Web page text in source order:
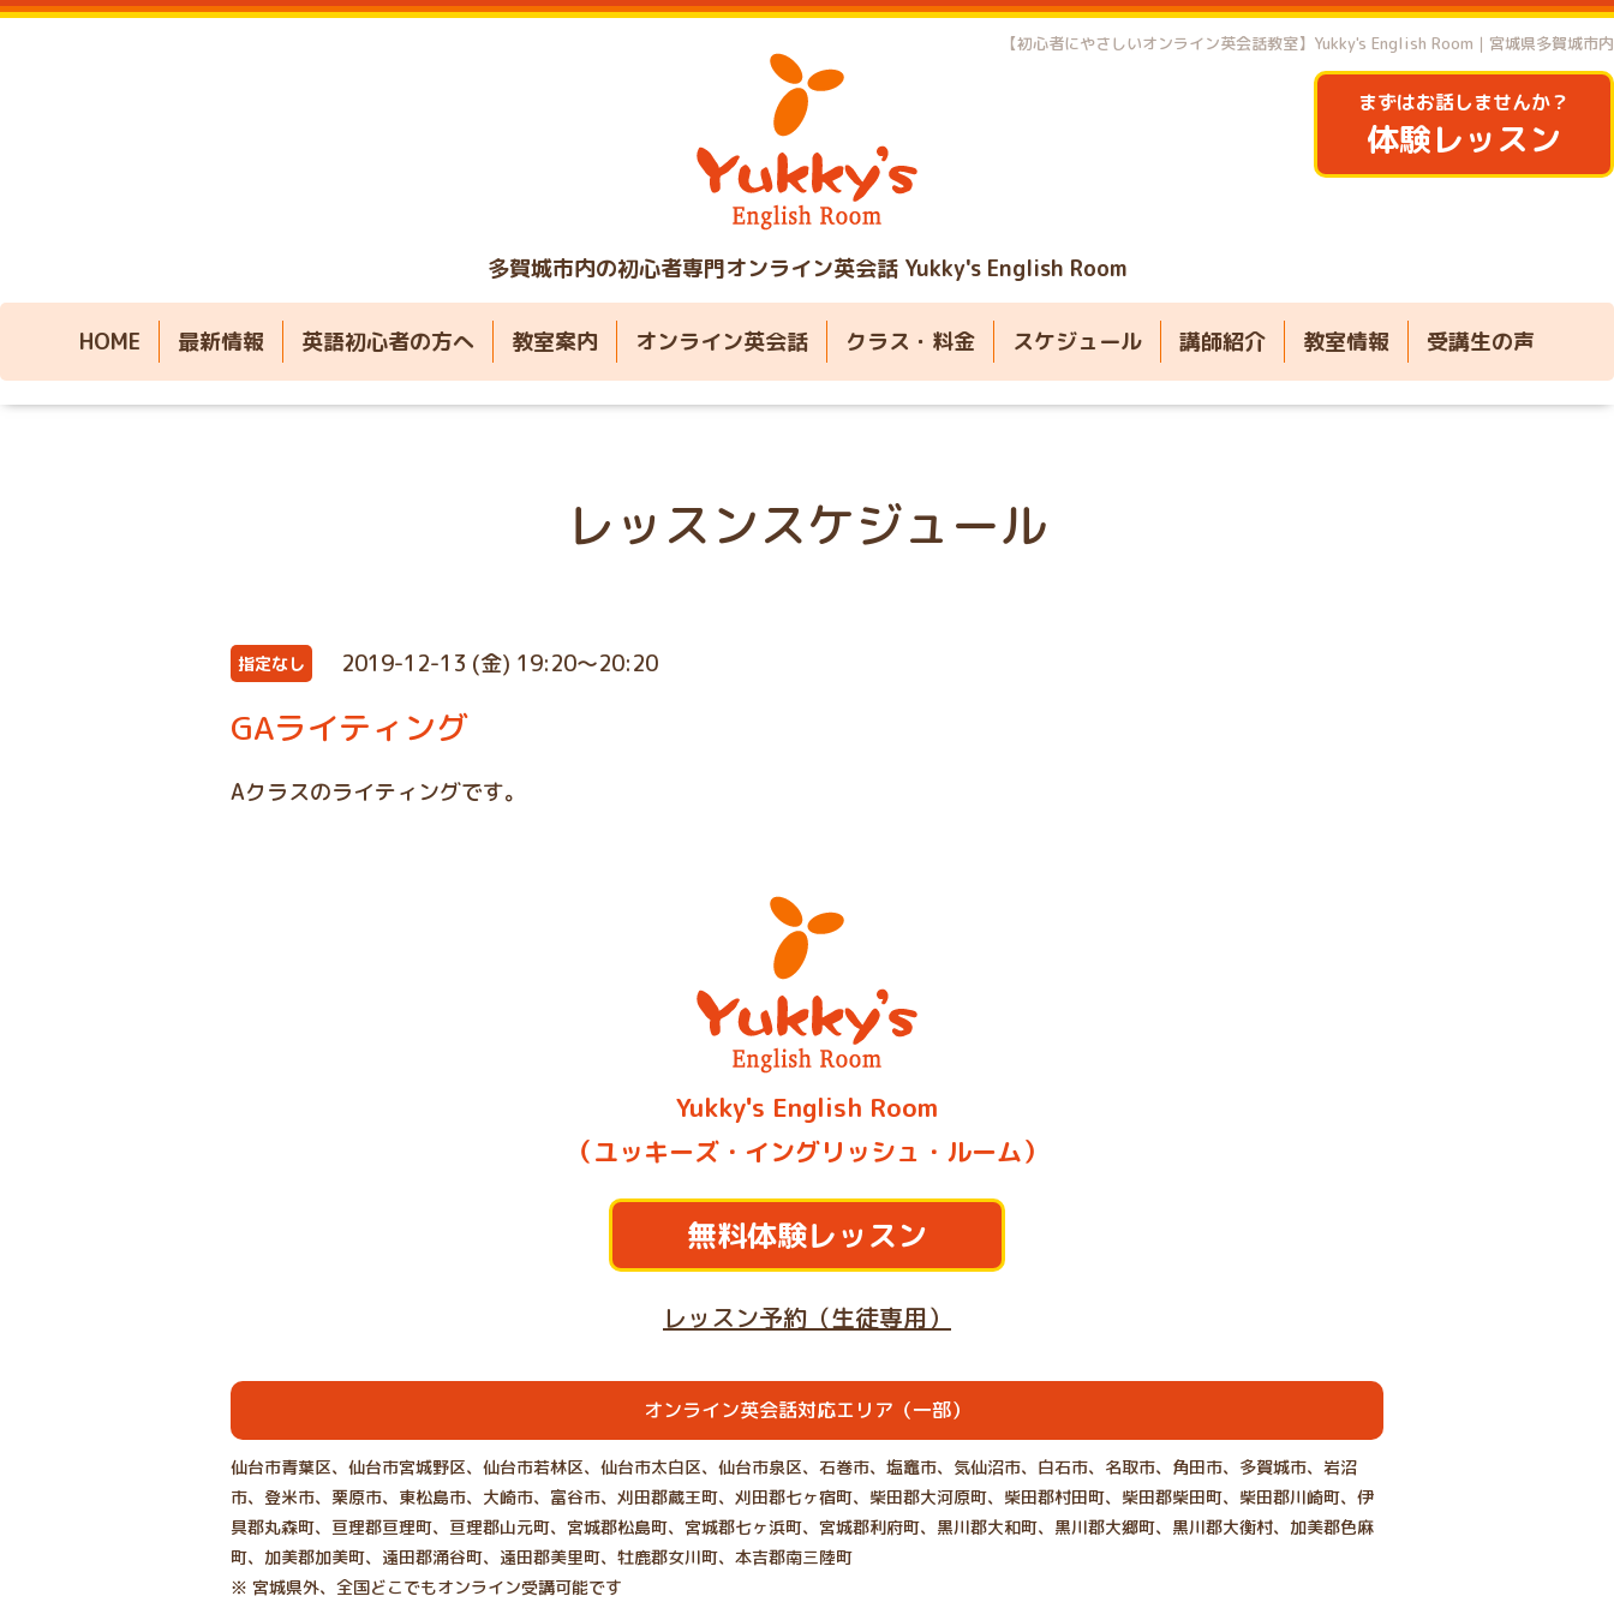
多賀城市内の初心者専門オンライン英会話 Yukky's English Room
【初心者にやさしいオンライン英会話教室】Yukky's English Room｜宮城県多賀城市内
まずはお話しませんか？
体験レッスン
HOME 最新情報 英語初心者の方へ 教室案内 オンライン英会話 クラス・料金 スケジュール 講師紹介 教室情報 受講生の声
レッスンスケジュール
指定なし 2019-12-13 (金) 19:20～20:20
GAライティング
Aクラスのライティングです。
Yukky's English Room
（ユッキーズ・イングリッシュ・ルーム）
無料体験レッスン
レッスン予約（生徒専用）
オンライン英会話対応エリア（一部）
仙台市青葉区、仙台市宮城野区、仙台市若林区、仙台市太白区、仙台市泉区、石巻市、塩竈市、気仙沼市、白石市、名取市、角田市、多賀城市、岩沼
市、登米市、栗原市、東松島市、大崎市、富谷市、刈田郡蔵王町、刈田郡七ヶ宿町、柴田郡大河原町、柴田郡村田町、柴田郡柴田町、柴田郡川崎町、伊
具郡丸森町、亘理郡亘理町、亘理郡山元町、宮城郡松島町、宮城郡七ヶ浜町、宮城郡利府町、黒川郡大和町、黒川郡大郷町、黒川郡大衡村、加美郡色麻
町、加美郡加美町、遠田郡涌谷町、遠田郡美里町、牡鹿郡女川町、本吉郡南三陸町
※ 宮城県外、全国どこでもオンライン受講可能です